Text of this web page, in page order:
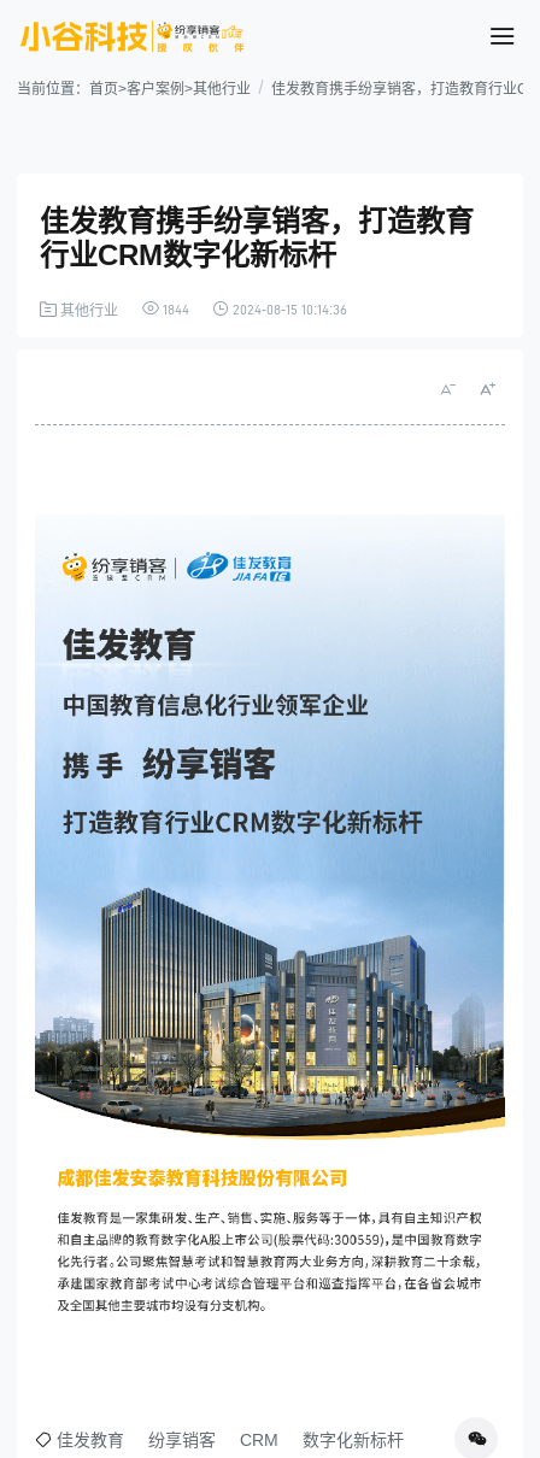
东莞客服热线
18929299059
购买咨询 售后服务
© 2013-2023 scrm.com All Rights Reserved
当前位置：首页>客户案例>其他行业 佳发教育携手纷享销客，打造教育行业
佳发教育携手纷享销客，打造教育
行业CRM数字化新标杆
其他行业 1844 2024-08-15 10:14:36
佳发教育 纷享销客 CRM 数字化新标杆